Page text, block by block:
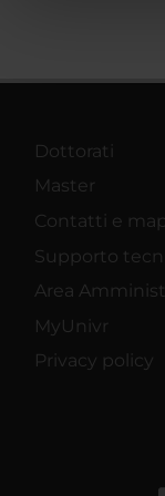
nostri partner
raccolto dal tuo
Dottorati
Master
Contatti e
Supporto
Area
MyUnivr
Privacy policy